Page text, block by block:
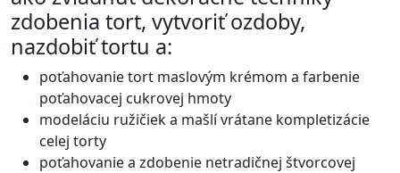
zdobenia tort, vytvoriť ozdoby,
nazdobiť tortu a:
poťahovanie tort maslovým krémom a farbenie
poťahovacej cukrovej hmoty
modeláciu ružičiek a mašlí vrátane kompletizácie
celej torty
poťahovanie a zdobenie netradičnej štvorcovej